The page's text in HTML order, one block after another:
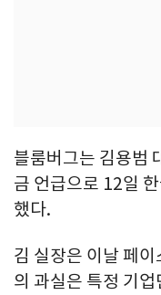
블룸버그는 김용범
금 언급으로 12일
했다.
김 실장은 이날 페
의 과실은 특정 기